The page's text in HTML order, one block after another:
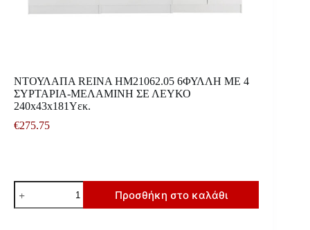
ΝΤΟΥΛΑΠΑ REINA HM21062.05 6ΦΥΛΛΗ ME 4
ΣΥΡΤΑΡΙΑ-ΜΕΛΑΜΙΝΗ ΣΕ ΛΕΥΚΟ
240x43x181Υεκ.
€275.75
ΝΤΟΥΛΑΠΑ
REINA
HM21062.05
Προσθήκη στο καλάθι